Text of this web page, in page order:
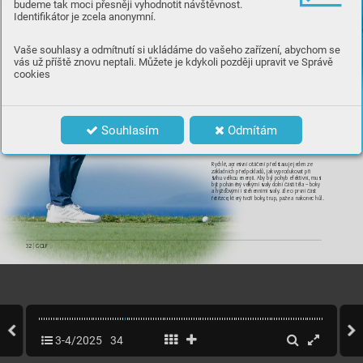
budeme tak moci přesněji vyhodnotit návštěvnost.
Identifikátor je zcela anonymní.
Vaše souhlasy a odmítnutí si ukládáme do vašeho zařízení, abychom se
vás už příště znovu neptali. Můžete je kdykoli později upravit ve Správě
cookies
Souhlasím Odmítám
32 GOLF
Rychlé, agresivní otáčení představuje jeden ze
základních předpokladů, jak vyprodukovat při
švihu velkou energii. Aby byl pohyb efektivní, musí
být poháněný velkými svaly dolní části těla – boky
ahýžďovými istehenními svaly. Jde oprvní část
řetězce, kt erý tvoří boky, trup, paže anakonec hůl.
Rotace
3-4/2025 34